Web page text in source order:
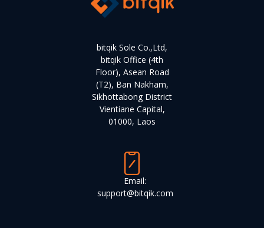
bitqik Sole Co.,Ltd,
bitqik Office (4th
Floor), Asean Road
(T2), Ban Nakham,
Sikhottabong District
Vientiane Capital,
01000, Laos
Email:
support@bitqik.com